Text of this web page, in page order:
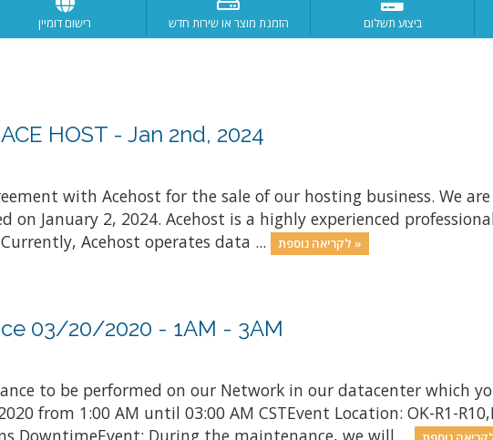
רישום דומיין הזמנת מוצר או שירות חדש ביצוע תשלום
HOST - Jan 2nd, 2024
with Acehost for the sale of our hosting business. We
on January 2, 2024. Acehost is a highly experienced
Acehost operates data ...
לקריאה נוספת »
03/20/2020 - 1AM - 3AM
to be performed on our Network in our datacenter which
from 1:00 AM until 03:00 AM CSTEvent Location: OK-R1-
DowntimeEvent: During the maintenance, we will ...